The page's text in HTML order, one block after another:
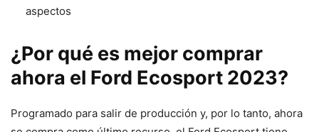
aspectos
¿Por qué es mejor comprar
ahora el Ford Ecosport 2023?
Programado para salir de producción y, por lo tanto, ahora